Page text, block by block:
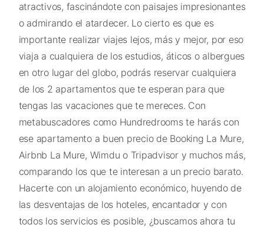
atractivos, fascinándote con paisajes impresionantes
o admirando el atardecer. Lo cierto es que es
importante realizar viajes lejos, más y mejor, por eso
viaja a cualquiera de los estudios, áticos o albergues
en otro lugar del globo, podrás reservar cualquiera
de los 2 apartamentos que te esperan para que
tengas las vacaciones que te mereces. Con
metabuscadores como Hundredrooms te harás con
ese apartamento a buen precio de Booking La Mure,
Airbnb La Mure, Wimdu o Tripadvisor y muchos más,
comparando los que te interesan a un precio barato.
Hacerte con un alojamiento económico, huyendo de
las desventajas de los hoteles, encantador y con
todos los servicios es posible, ¿buscamos ahora tu